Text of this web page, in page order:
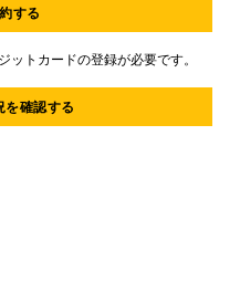
する
トカードの登録が必要です。
を確認する